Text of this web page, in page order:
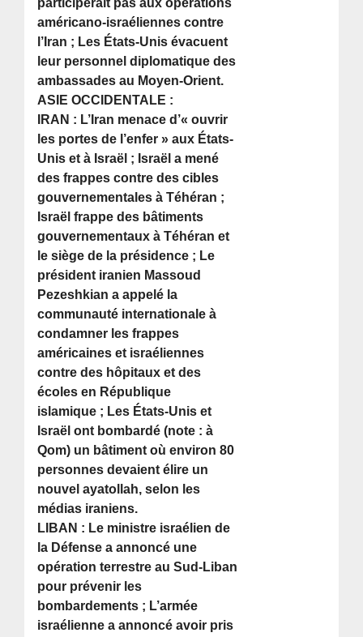
participerait pas aux opérations
américano-israéliennes contre
l’Iran ; Les États-Unis évacuent
leur personnel diplomatique des
ambassades au Moyen-Orient.
ASIE OCCIDENTALE :
IRAN : L’Iran menace d’« ouvrir
les portes de l’enfer » aux États-
Unis et à Israël ; Israël a mené
des frappes contre des cibles
gouvernementales à Téhéran ;
Israël frappe des bâtiments
gouvernementaux à Téhéran et
le siège de la présidence ; Le
président iranien Massoud
Pezeshkian a appelé la
communauté internationale à
condamner les frappes
américaines et israéliennes
contre des hôpitaux et des
écoles en République
islamique ; Les États-Unis et
Israël ont bombardé (note : à
Qom) un bâtiment où environ 80
personnes devaient élire un
nouvel ayatollah, selon les
médias iraniens.
LIBAN : Le ministre israélien de
la Défense a annoncé une
opération terrestre au Sud-Liban
pour prévenir les
bombardements ; L’armée
israélienne a annoncé avoir pris